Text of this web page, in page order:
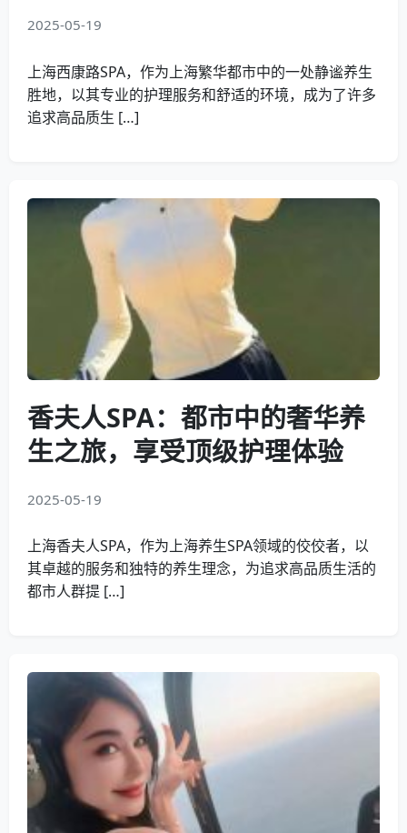
2025-05-19
上海西康路SPA，作为上海繁华都市中的一处静谧养生
胜地，以其专业的护理服务和舒适的环境，成为了许多
追求高品质生 […]
香夫人SPA：都市中的奢华养
生之旅，享受顶级护理体验
2025-05-19
上海香夫人SPA，作为上海养生SPA领域的佼佼者，以
其卓越的服务和独特的养生理念，为追求高品质生活的
都市人群提 […]